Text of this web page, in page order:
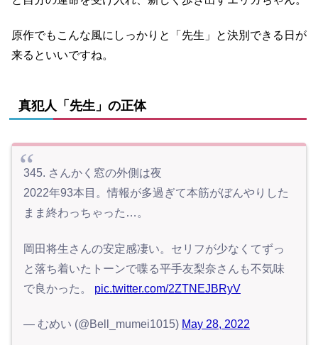
原作でもこんな風にしっかりと「先生」と決別できる日が
来るといいですね。
真犯人「先生」の正体
345. さんかく窓の外側は夜
2022年93本目。情報が多過ぎて本筋がぼんやりした
まま終わっちゃった…。
岡田将生さんの安定感凄い。セリフが少なくてずっ
と落ち着いたトーンで喋る平手友梨奈さんも不気味
で良かった。 pic.twitter.com/2ZTNEJBRyV
— むめい (@Bell_mumei1015) May 28, 2022